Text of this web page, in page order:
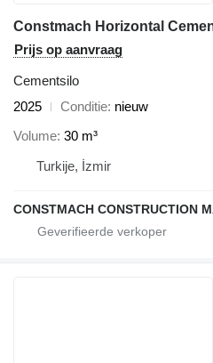
Prijs op aanvraag
Cementsilo
2025
Conditie nieuw
Volume 30 m³
Turkije, İzmir
CONSTMACH CONSTRUCTION